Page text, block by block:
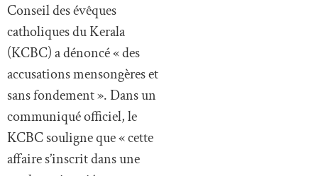
Conseil des évêques
catholiques du Kerala
(KCBC) a dénoncé « des
accusations mensongères et
sans fondement ». Dans un
communiqué officiel, le
KCBC souligne que « cette
affaire s’inscrit dans une